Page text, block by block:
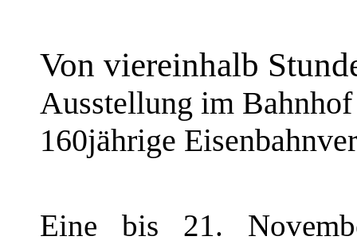
Von viereinhalb
Ausstellung im
160jährige
Eine bis 21.